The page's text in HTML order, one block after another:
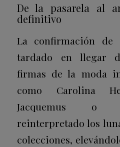
De la pasarela al
definitivo
La confirmación
tardado en llegar
firmas de la moda
como Carolina
Jacquemus o
reinterpretado los
colecciones,